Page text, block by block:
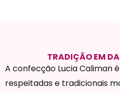
TRADIÇÃO EM
A confecção Lucia Caliman
respeitadas e tradicionais